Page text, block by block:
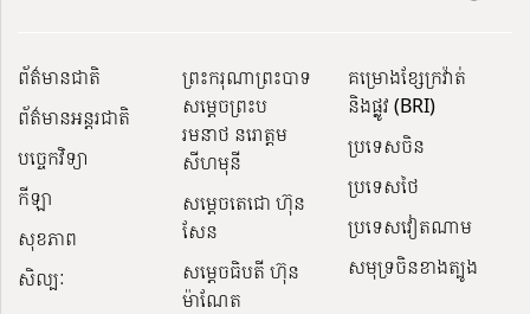
ព័ត៌មានជាតិ
ព័ត៌មានអន្តរជាតិ
បច្ចេកវិទ្យា
កីឡា
សុខភាព
សិល្បៈ
ព្រះករុណាព្រះបាទ
សម្តេចព្រះប
រមនាថ នរោត្តម
សីហមុនី
សម្តេចតេជោ ហ៊ុន
សែន
សម្ដេចធិបតី ហ៊ុន
ម៉ាណែត
គម្រោងខ្សែក្រវ៉ាត់
និងផ្លូវ (BRI)
ប្រទេសចិន
ប្រទេសថៃ
ប្រទេសវៀតណាម
សមុទ្រចិនខាងត្បូង